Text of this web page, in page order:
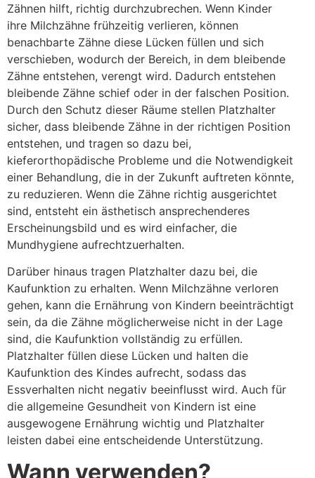
Zähnen hilft, richtig durchzubrechen. Wenn Kinder
ihre Milchzähne frühzeitig verlieren, können
benachbarte Zähne diese Lücken füllen und sich
verschieben, wodurch der Bereich, in dem bleibende
Zähne entstehen, verengt wird. Dadurch entstehen
bleibende Zähne schief oder in der falschen Position.
Durch den Schutz dieser Räume stellen Platzhalter
sicher, dass bleibende Zähne in der richtigen Position
entstehen, und tragen so dazu bei,
kieferorthopädische Probleme und die Notwendigkeit
einer Behandlung, die in der Zukunft auftreten könnte,
zu reduzieren. Wenn die Zähne richtig ausgerichtet
sind, entsteht ein ästhetisch ansprechenderes
Erscheinungsbild und es wird einfacher, die
Mundhygiene aufrechtzuerhalten.
Darüber hinaus tragen Platzhalter dazu bei, die
Kaufunktion zu erhalten. Wenn Milchzähne verloren
gehen, kann die Ernährung von Kindern beeinträchtigt
sein, da die Zähne möglicherweise nicht in der Lage
sind, die Kaufunktion vollständig zu erfüllen.
Platzhalter füllen diese Lücken und halten die
Kaufunktion des Kindes aufrecht, sodass das
Essverhalten nicht negativ beeinflusst wird. Auch für
die allgemeine Gesundheit von Kindern ist eine
ausgewogene Ernährung wichtig und Platzhalter
leisten dabei eine entscheidende Unterstützung.
Wann verwenden?